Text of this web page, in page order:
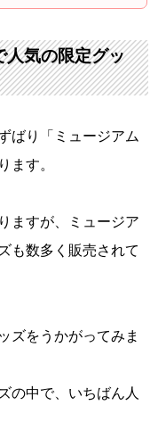
人気の限定グッ
ばり「ミュージアム
ます。
ますが、ミュージア
も数多く販売されて
ズをうかがってみま
の中で、いちばん人